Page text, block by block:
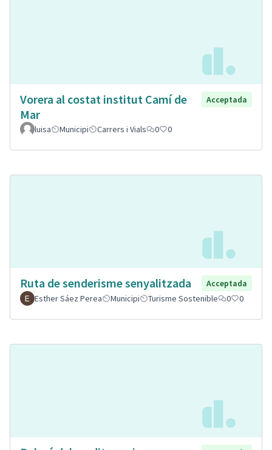
Vorera al costat institut Camí de
Mar
Acceptada
luisa Municipi Carrers i Vials 0 0
Ruta de senderisme senyalitzada
Acceptada
Esther Sáez Perea
Municipi Turisme Sostenible 0 0